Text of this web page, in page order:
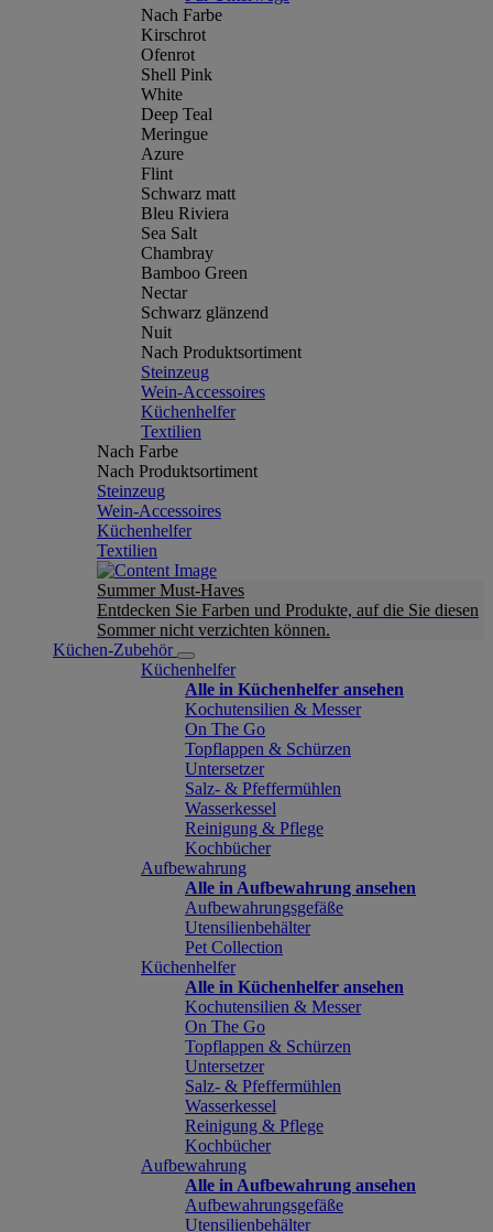
Nach Farbe
Kirschrot
Ofenrot
Shell Pink
White
Deep Teal
Meringue
Azure
Flint
Schwarz matt
Bleu Riviera
Sea Salt
Chambray
Bamboo Green
Nectar
Schwarz glänzend
Nuit
Nach Produktsortiment
Steinzeug
Wein-Accessoires
Küchenhelfer
Textilien
Nach Farbe
Nach Produktsortiment
Steinzeug
Wein-Accessoires
Küchenhelfer
Textilien
Summer Must-Haves
Entdecken Sie Farben und Produkte, auf die Sie diesen
Sommer nicht verzichten können.
Küchen-Zubehör
Küchenhelfer
Alle in Küchenhelfer ansehen
Kochutensilien & Messer
On The Go
Topflappen & Schürzen
Untersetzer
Salz- & Pfeffermühlen
Wasserkessel
Reinigung & Pflege
Kochbücher
Aufbewahrung
Alle in Aufbewahrung ansehen
Aufbewahrungsgefäße
Utensilienbehälter
Pet Collection
Küchenhelfer
Alle in Küchenhelfer ansehen
Kochutensilien & Messer
On The Go
Topflappen & Schürzen
Untersetzer
Salz- & Pfeffermühlen
Wasserkessel
Reinigung & Pflege
Kochbücher
Aufbewahrung
Alle in Aufbewahrung ansehen
Aufbewahrungsgefäße
Utensilienbehälter